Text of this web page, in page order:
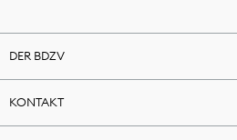
DER BDZV
KONTAKT